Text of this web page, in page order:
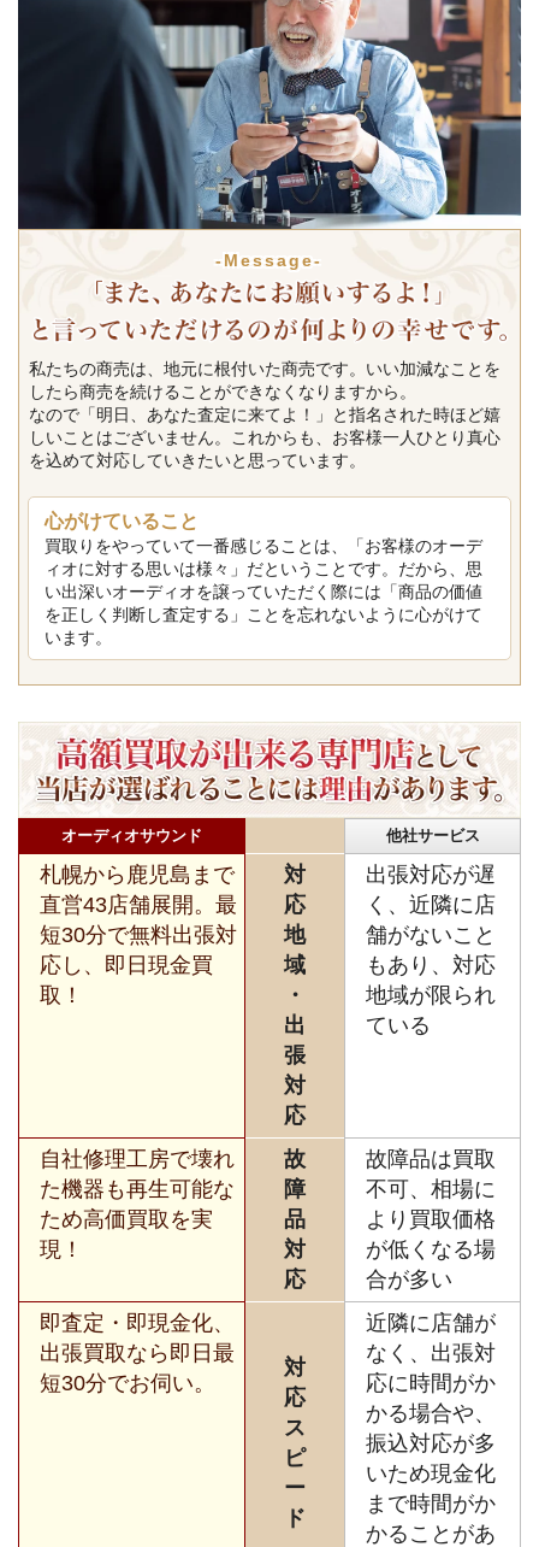
-Message-
私たちの商売は、地元に根付いた商売です。いい加減なことを
したら商売を続けることができなくなりますから。
なので「明日、あなた査定に来てよ！」と指名された時ほど嬉
しいことはございません。これからも、お客様一人ひとり真心
を込めて対応していきたいと思っています。
心がけていること
買取りをやっていて一番感じることは、「お客様のオーデ
ィオに対する思いは様々」だということです。だから、思
い出深いオーディオを譲っていただく際には「商品の価値
を正しく判断し査定する」ことを忘れないように心がけて
います。
オーディオサウンド 他社サービス
札幌から鹿児島まで
直営43店舗展開。最
短30分で無料出張対
応し、即日現金買
取！
対
応
地
域
・
出
張
対
応
出張対応が遅
く、近隣に店
舗がないこと
もあり、対応
地域が限られ
ている
自社修理工房で壊れ
た機器も再生可能な
ため高価買取を実
現！
故
障
品
対
応
故障品は買取
不可、相場に
より買取価格
が低くなる場
合が多い
即査定・即現金化、
出張買取なら即日最
短30分でお伺い。
対
応
ス
ピ
ー
ド
近隣に店舗が
なく、出張対
応に時間がか
かる場合や、
振込対応が多
いため現金化
まで時間がか
かることがあ